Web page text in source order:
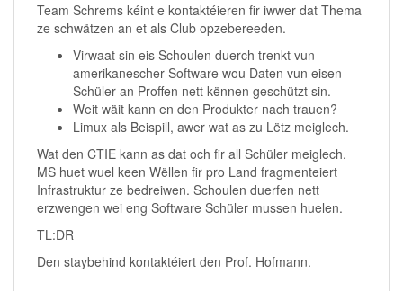
Team Schrems kéint e kontaktéieren fir iwwer dat Thema
ze schwätzen an et als Club opzebereeden.
Virwaat sin eis Schoulen duerch trenkt vun
amerikanescher Software wou Daten vun eisen
Schüler an Proffen nett kënnen geschützt sin.
Weit wäit kann en den Produkter nach trauen?
Limux als Beispill, awer wat as zu Lëtz meiglech.
Wat den CTIE kann as dat och fir all Schüler meiglech.
MS huet wuel keen Wëllen fir pro Land fragmenteiert
Infrastruktur ze bedreiwen. Schoulen duerfen nett
erzwengen wei eng Software Schüler mussen huelen.
TL:DR
Den staybehind kontaktéiert den Prof. Hofmann.